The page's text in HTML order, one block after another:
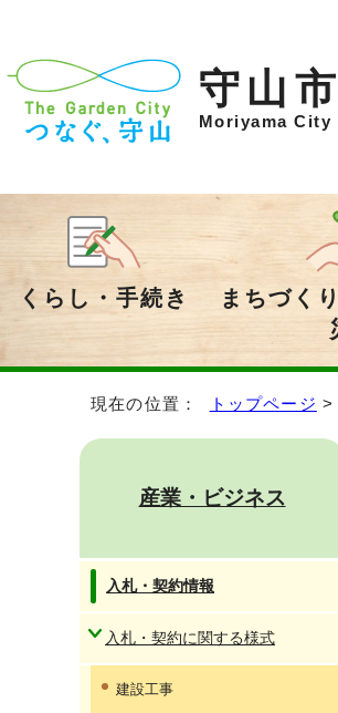
守山市
Moriyama City
くらし・手続き
まちづく
現在の位置： トップページ >
産業・ビジネス
入札・契約情報
入札・契約に関する様式
建設工事